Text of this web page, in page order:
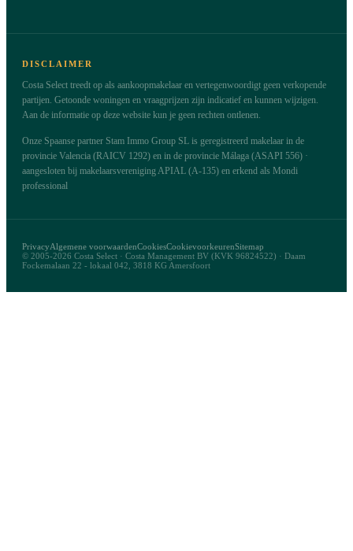
DISCLAIMER
Costa Select treedt op als aankoopmakelaar en vertegenwoordigt geen verkopende
partijen. Getoonde woningen en vraagprijzen zijn indicatief en kunnen wijzigen.
Aan de informatie op deze website kun je geen rechten ontlenen.
Onze Spaanse partner Stam Immo Group SL is geregistreerd makelaar in de
provincie Valencia (RAICV 1292) en in de provincie Málaga (ASAPI 556) ·
aangesloten bij makelaarsvereniging APIAL (A-135) en erkend als Mondi
professional
© 2005-2026 Costa Select · Costa Management BV (KVK 96824522) · Daam
Fockemalaan 22 - lokaal 042, 3818 KG Amersfoort
PrivacyAlgemene voorwaardenCookiesCookievoorkeurenSitemap